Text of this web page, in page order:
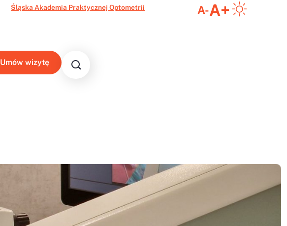
Śląska Akademia Praktycznej Optometrii A-A+
Umów wizytę